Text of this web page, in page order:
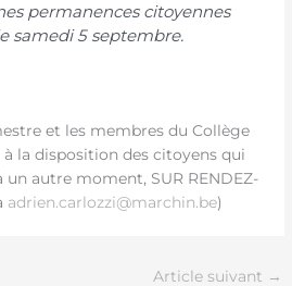
permanences citoyennes
samedi 5 septembre.
et les membres du Collège
la disposition des citoyens qui
autre moment, SUR RENDEZ-
adrien.carlozzi@marchin.be)
Article suivant →